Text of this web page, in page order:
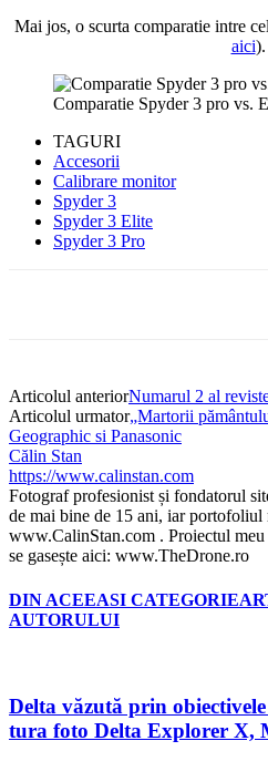
Mai jos, o scurta comparatie intre
aici).
Comparatie Spyder 3 pro vs.
TAGURI
Accesorii
Calibrare monitor
Spyder 3
Spyder 3 Elite
Spyder 3 Pro
Articolul anteriorNumarul 2 al
Articolul urmator„Martorii
Geographic si Panasonic
Călin Stan
https://www.calinstan.com
Fotograf profesionist și fondatorul
de mai bine de 15 ani, iar portofoliul
www.CalinStan.com . Proiectul
se gasește aici: www.TheDrone.ro
DIN ACEEASI CATEGORIE
AUTORULUI
Delta văzută prin
tura foto Delta Explorer X,